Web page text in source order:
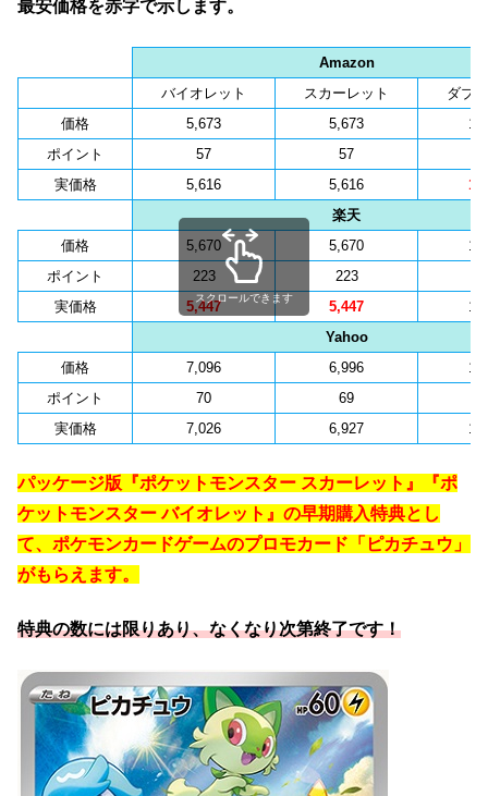
最安価格を赤字で示します。
Amazon
バイオレット
スカーレット
ダブ
価格
5,673 5,673
ポイント
57 57
実価格
5,616 5,616
楽天
価格
5,670 5,670
ポイント
223 223
実価格
5,447 5,447
Yahoo
価格
7,096 6,996
ポイント
70 69
実価格
7,026 6,927
スクロールできます
パッケージ版『ポケットモンスター スカーレット』『ポ
ケットモンスター バイオレット』の早期購入特典とし
て、ポケモンカードゲームのプロモカード「ピカチュウ」
がもらえます。
特典の数には限りあり、なくなり次第終了です！